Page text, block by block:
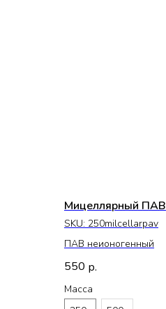
Мицеллярный ПАВ
SKU: 250milcellarpav
ПАВ неионогенный
550 р.
Масса